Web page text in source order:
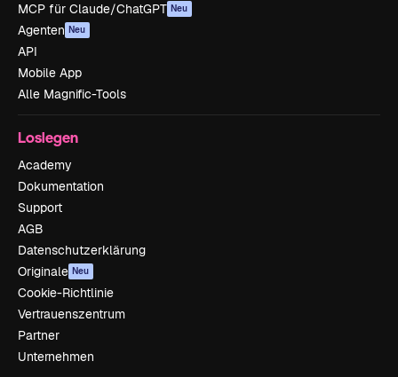
MCP für Claude/ChatGPT Neu
Agenten Neu
API
Mobile App
Alle Magnific-Tools
Loslegen
Academy
Dokumentation
Support
AGB
Datenschutzerklärung
Originale Neu
Cookie-Richtlinie
Vertrauenszentrum
Partner
Unternehmen